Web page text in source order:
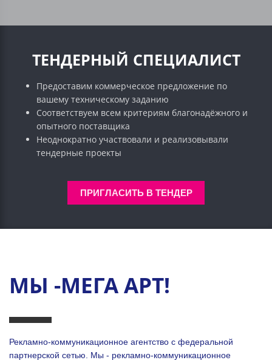
ТЕНДЕРНЫЙ СПЕЦИАЛИСТ
Предоставим коммерческое предложение по
вашему техническому заданию
Соответствуем всем критериям благонадёжного и
опытного поставщика
Неоднократно участвовали и реализовывали
тендерные проекты
ПРИГЛАСИТЬ В ТЕНДЕР
МЫ -МЕГА АРТ!
Рекламно-коммуникационное агентство с федеральной
партнерской сетью. Мы - рекламно-коммуникационное